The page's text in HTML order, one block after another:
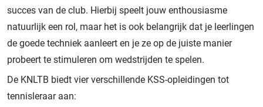
succes van de club. Hierbij speelt jouw enthousiasme
natuurlijk een rol, maar het is ook belangrijk dat je leerlingen
de goede techniek aanleert en je ze op de juiste manier
probeert te stimuleren om wedstrijden te spelen.
De KNLTB biedt vier verschillende KSS-opleidingen tot
tennisleraar aan: